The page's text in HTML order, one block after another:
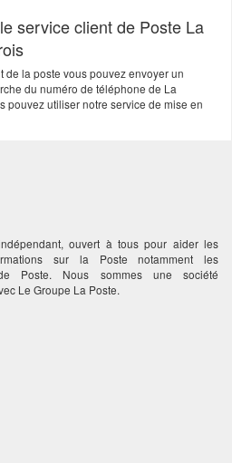
service client de Poste La
de la poste vous pouvez envoyer un
du numéro de téléphone de La
pouvez utiliser notre service de mise en
ouvert à tous pour aider les
sur la Poste notamment les
Poste. Nous sommes une société
Le Groupe La Poste.